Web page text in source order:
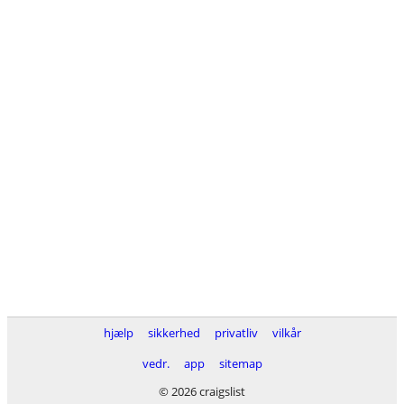
hjælp sikkerhed privatliv
vilkår
vedr.
app
sitemap
© 2026 craigslist